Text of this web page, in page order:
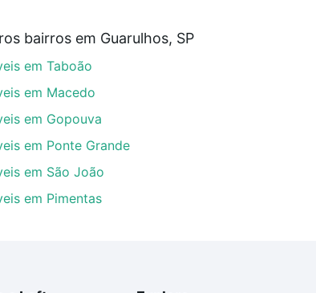
e com nossas opções de financiamento
de compra, veja em nosso portal
com você até as chaves.
bairros em Guarulhos, SP
em Taboão
em Macedo
em Gopouva
em Ponte Grande
em São João
em Pimentas